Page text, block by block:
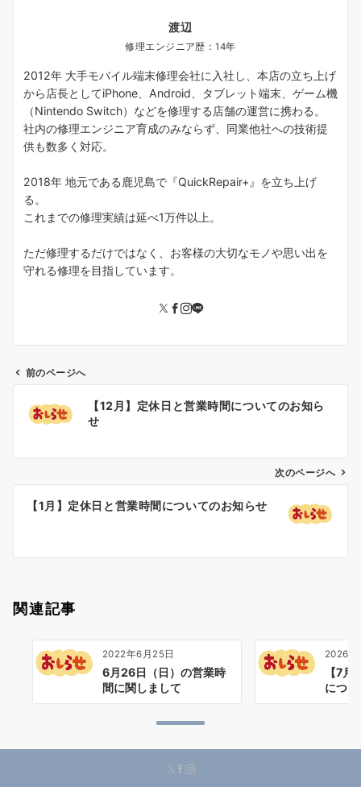
渡辺
修理エンジニア歴：14年
2012年 大手モバイル端末修理会社に入社し、本店の立ち上げ
から店長としてiPhone、Android、タブレット端末、ゲーム機
（Nintendo Switch）などを修理する店舗の運営に携わる。
社内の修理エンジニア育成のみならず、同業他社への技術提
供も数多く対応。
2018年 地元である鹿児島で『QuickRepair+』を立ち上げ
る。
これまでの修理実績は延べ1万件以上。
ただ修理するだけではなく、お客様の大切なモノや思い出を
守れる修理を目指しています。
ビ
ン
前のページへ
【12月】定休日と営業時間についてのお知ら
せ
次のページへ
【1月】定休日と営業時間についてのお知らせ
関連記事
2022年6月25日
6月26日（日）の営業時
間に関しまして
2026年
【7
につ